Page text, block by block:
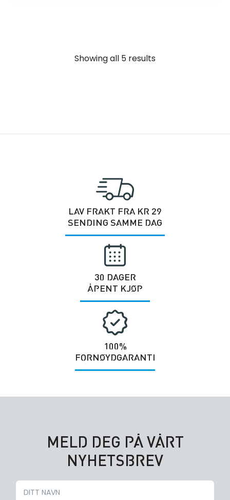
Showing all 5 results
LAV FRAKT FRA KR 29
SENDING SAMME DAG
30 DAGER
ÅPENT KJØP
100%
FORNØYDGARANTI
MELD DEG PÅ VÅRT
NYHETSBREV